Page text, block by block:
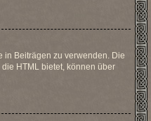
in Beiträgen zu verwenden. Die
HTML bietet, können über